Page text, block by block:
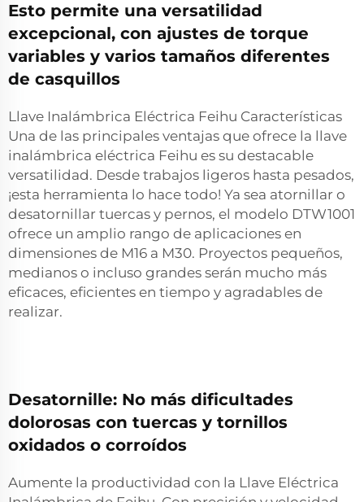
Esto permite una versatilidad
excepcional, con ajustes de torque
variables y varios tamaños diferentes
de casquillos
Llave Inalámbrica Eléctrica Feihu Características
Una de las principales ventajas que ofrece la llave
inalámbrica eléctrica Feihu es su destacable
versatilidad. Desde trabajos ligeros hasta pesados,
¡esta herramienta lo hace todo! Ya sea atornillar o
desatornillar tuercas y pernos, el modelo DTW1001
ofrece un amplio rango de aplicaciones en
dimensiones de M16 a M30. Proyectos pequeños,
medianos o incluso grandes serán mucho más
eficaces, eficientes en tiempo y agradables de
realizar.
Desatornille: No más dificultades
dolorosas con tuercas y tornillos
oxidados o corroídos
Aumente la productividad con la Llave Eléctrica